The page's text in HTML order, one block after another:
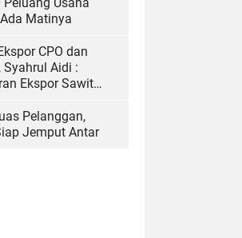
Matinya
CPO dan
Syahrul Aidi :
Ekspor Sawit
Pelanggan,
Jemput Antar